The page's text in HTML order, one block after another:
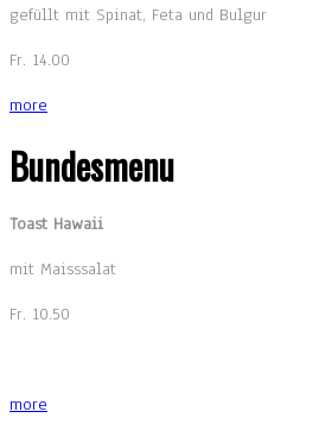
gefüllt mit Spinat, Feta und Bulgur
Fr. 14.00
more
Bundesmenu
Toast Hawaii
mit Maisssalat
Fr. 10.50
more